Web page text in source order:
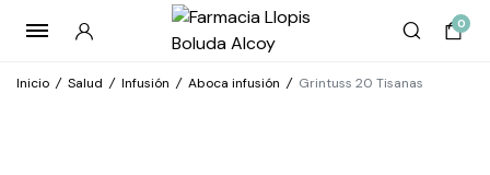
0
Inicio / Salud / Infusión / Aboca infusión / Grintuss 20 Tisanas